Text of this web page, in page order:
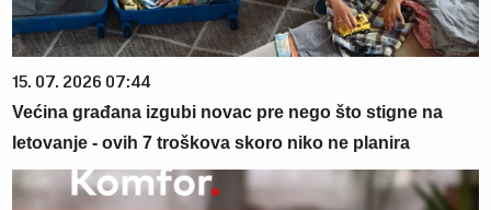
15. 07. 2026 07:44
Većina građana izgubi novac pre nego što stigne na
letovanje - ovih 7 troškova skoro niko ne planira